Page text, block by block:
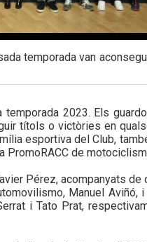
temporada van
2023. Els
títols o victòries en
esportiva del Club,
PromoRACC de
Pérez, acompanyats
Manuel Aviñó,
i Tato Prat,